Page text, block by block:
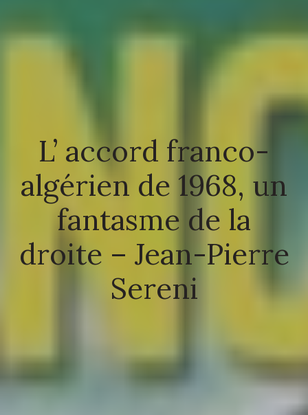
L’ accord franco-
algérien de 1968, un
fantasme de la
droite – Jean-Pierre
Sereni